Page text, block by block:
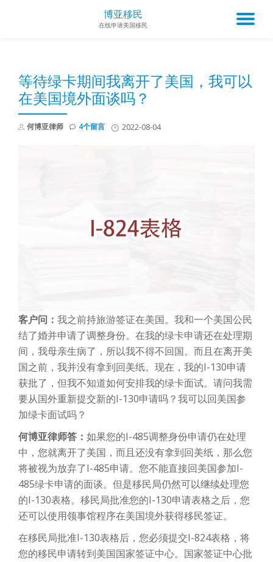
博亚移民
在线申请美国移民
等待绿卡期间我离开了美国，我可以
在美国境外面谈吗？
何博亚律师 2022-08-04
4个留言
客户问： 我之前持旅游签证在美国。我和一个美国公民
结了婚并申请了调整身份。在我的绿卡申请还在处理期
间，我母亲生病了，所以我不得不回国。而且在离开美
国之前，我并没有拿到回美纸。现在，我的I-130申请
获批了，但我不知道如何安排我的绿卡面试。请问我需
要从国外重新提交新的I-130申请吗？我可以回美国参
加绿卡面试吗？
何博亚律师答： 如果您的I-485调整身份申请仍在处理
中，您就离开了美国，而且还没有拿到回美纸，那么您
将被视为放弃了I-485申请。您不能直接回美国参加I-
485绿卡申请的面谈。但是移民局仍然可以继续处理您
的I-130表格。移民局批准您的I-130申请表格之后，您
还可以使用领事馆程序在美国境外获得移民签证。
在移民局批准I-130表格后，您必须提交I-824表格，将
您的移民申请转到美国国家签证中心。国家签证中心批